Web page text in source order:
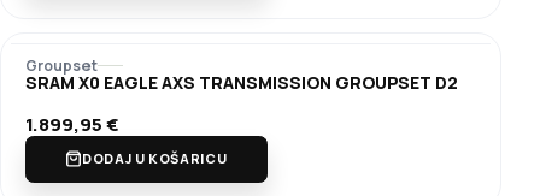
Groupset
SRAM X0 EAGLE AXS TRANSMISSION GROUPSET D2
1.899,95€
DODAJ U KOŠARICU